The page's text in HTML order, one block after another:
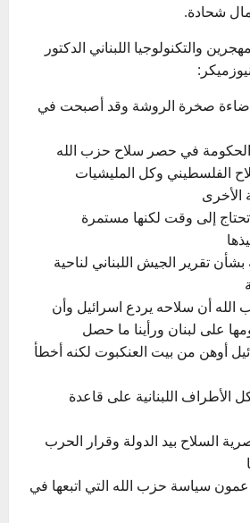
شحادة.
والتكنولوجيا اللبناني الدكتور
إضاءة صخرة الروشة وقد أصبحت في
في حصر سلاح حزب الله
الفلسطيني وكل المليشيات
الأخرى
إلى وقت لكنها مستمرة
تقرير الجيش اللبناني لناحية
أن سلاحه يردع اسرائيل وأن
على لبنان ورأينا ما حصل
أوهن من بيت العنكبوت لكنه أخطأ
اللبنانية على قاعدة
السلاح بيد الدولة وقرار الحرب
يدعمون سياسة حزب الله التي اتبعها في